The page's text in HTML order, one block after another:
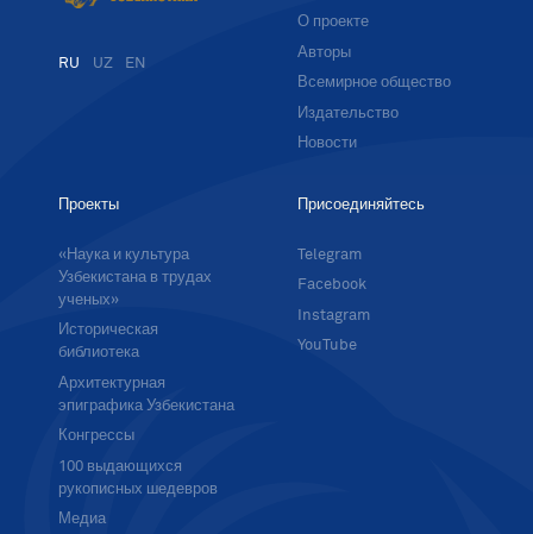
RU UZ EN
О проекте
Авторы
Всемирное общество
Издательство
Новости
Проекты
«Наука и культура
Узбекистана в трудах
ученых»
Историческая
библиотека
Архитектурная
эпиграфика Узбекистана
Конгрессы
100 выдающихся
рукописных шедевров
Медиа
Присоединяйтесь
Telegram
Facebook
Instagram
YouTube